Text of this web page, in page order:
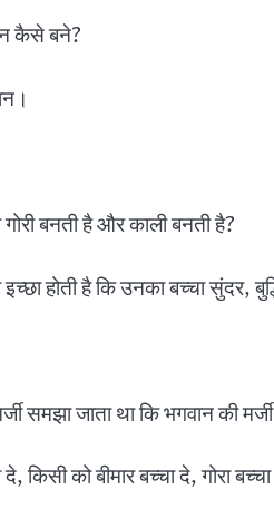
कैसे बने?
बनती है और काली बनती है?
इच्छा होती है कि उनका बच्चा सुंदर,
समझा जाता था कि भगवान की
किसी को बीमार बच्चा दे, गोरा